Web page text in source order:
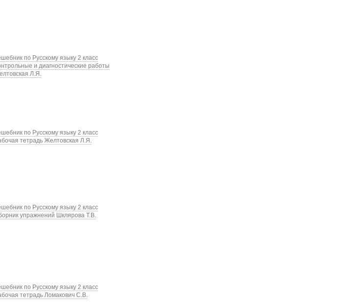
по Русскому языку 2 класс
и диагностические работы
Л.Я.
по Русскому языку 2 класс
тетрадь Желтовская Л.Я.
по Русскому языку 2 класс
упражнений Шклярова Т.В.
по Русскому языку 2 класс
тетрадь Ломакович С.В.